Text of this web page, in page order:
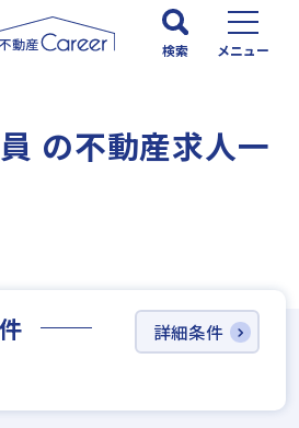
検索 メニュー
の不動産求人一
詳細条件